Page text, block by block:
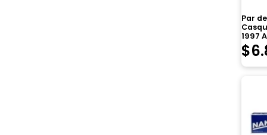
Par
1997
$